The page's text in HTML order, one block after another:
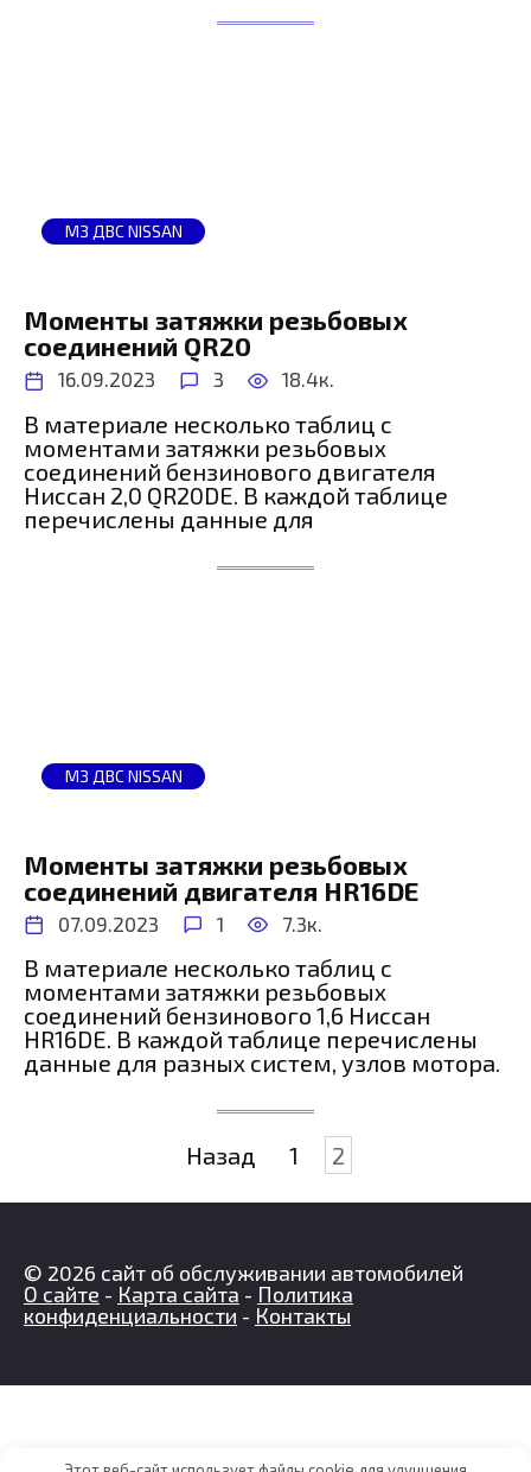
МЗ ДВС NISSAN
Моменты затяжки резьбовых
соединений QR20
16.09.2023 3 18.4к.
В материале несколько таблиц с
моментами затяжки резьбовых
соединений бензинового двигателя
Ниссан 2,0 QR20DE. В каждой таблице
перечислены данные для
МЗ ДВС NISSAN
Моменты затяжки резьбовых
соединений двигателя HR16DE
07.09.2023 1 7.3к.
В материале несколько таблиц с
моментами затяжки резьбовых
соединений бензинового 1,6 Ниссан
HR16DE. В каждой таблице перечислены
данные для разных систем, узлов мотора.
Назад 1 2
© 2026 сайт об обслуживании автомобилей
О сайте - Карта сайта - Политика
конфиденциальности - Контакты